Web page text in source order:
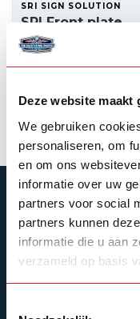
Deze website maakt
We gebruiken
personaliseren, om
en om ons
informatie over uw
partners voor social
partners kunnen
informatie die u aan
verzameld op basis
SRI SIGN SOLUTION
SRI Front plate
140x40x12cm
SUBSCRIBE TO
Stay up to date